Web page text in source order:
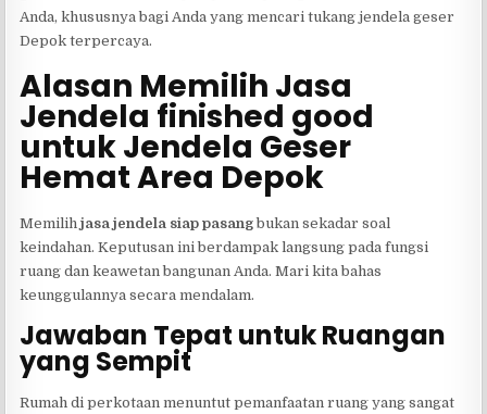
Anda, khususnya bagi Anda yang mencari tukang jendela geser
Depok terpercaya.
Alasan Memilih Jasa
Jendela finished good
untuk Jendela Geser
Hemat Area Depok
Memilihjasa jendela siap pasangbukan sekadar soal
keindahan. Keputusan ini berdampak langsung pada fungsi
ruang dan keawetan bangunan Anda. Mari kita bahas
keunggulannya secara mendalam.
Jawaban Tepat untuk Ruangan
yang Sempit
Rumah di perkotaan menuntut pemanfaatan ruang yang sangat